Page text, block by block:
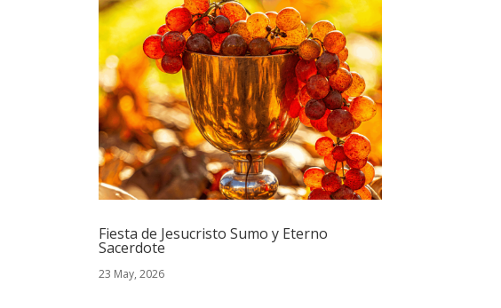
Fiesta de Jesucristo Sumo y Eterno
Sacerdote
23 May, 2026